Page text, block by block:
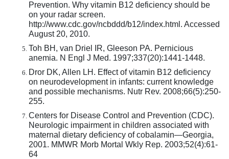
Prevention. Why vitamin B12 deficiency should be
on your radar screen.
http://www.cdc.gov/ncbddd/b12/index.html. Accessed
August 20, 2010.
Toh BH, van Driel IR, Gleeson PA. Pernicious
anemia. N Engl J Med. 1997;337(20):1441-1448.
Dror DK, Allen LH. Effect of vitamin B12 deficiency
on neurodevelopment in infants: current knowledge
and possible mechanisms. Nutr Rev. 2008;66(5):250-
255.
Centers for Disease Control and Prevention (CDC).
Neurologic impairment in children associated with
maternal dietary deficiency of cobalamin—Georgia,
2001. MMWR Morb Mortal Wkly Rep. 2003;52(4):61-
64